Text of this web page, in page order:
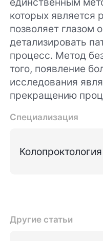
которых является
позволяет глазом
детализировать
процесс. Метод
того, появление
исследования
прекращению
Специализация
Колопроктология
Другие статьи